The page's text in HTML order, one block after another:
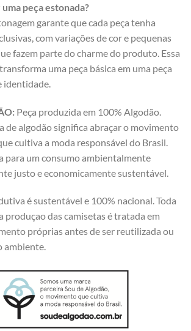
peça estonada?
garante que cada peça tenha
com variações de cor e pequenas
fazem parte do charme do produto. Essa
uma peça básica em uma peça
identidade.
Peça produzida em 100% Algodão.
de algodão significa abraçar o movimento
que cultiva a moda responsável do Brasil.
para um consumo ambientalmente
justo e economicamente sustentável.
é sustentável e 100% nacional. Toda
produçao das camisetas é tratada em
próprias antes de ser reutilizada ou
ambiente.